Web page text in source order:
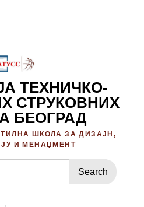
ТЕХНИЧКО-
СТРУКОВНИХ
БЕОГРАД
ШКОЛА ЗА ДИЗАЈН,
И МЕНАЏМЕНТ